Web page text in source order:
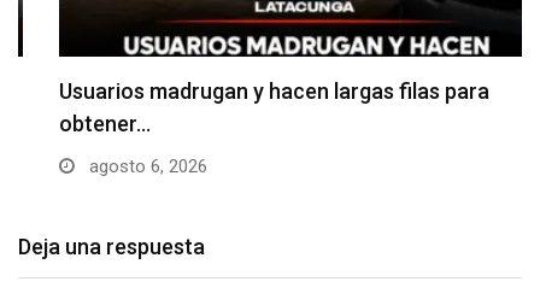
Usuarios madrugan y hacen largas filas para
obtener…
agosto 6, 2026
Deja una respuesta